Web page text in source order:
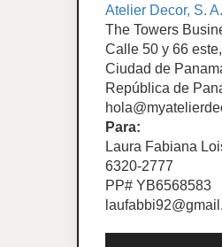
Atelier Decor, S. A.
The Towers
Calle 50 y 66
Ciudad de
República de
Para:
Laura Fabiana
6320-2777
PP# YB6568583